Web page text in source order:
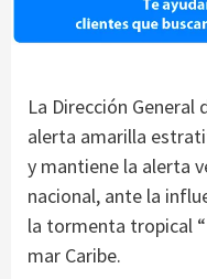
La Dirección
alerta amarilla
y mantiene la alerta
nacional, ante la
la tormenta tropical
mar Caribe.